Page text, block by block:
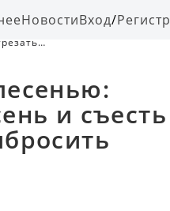
НовостиВход/
и съесть